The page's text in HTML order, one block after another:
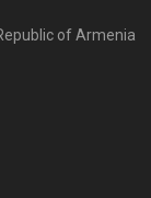
of Armenia